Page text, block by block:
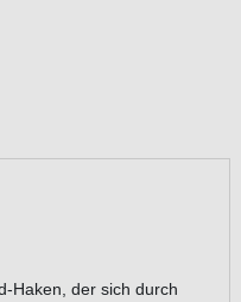
Haken, der sich durch